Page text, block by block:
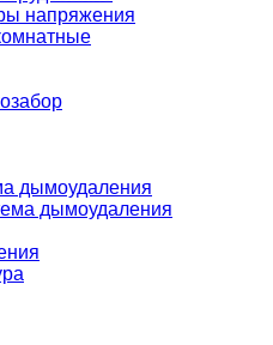
напряжения
дымоудаления
дымоудаления